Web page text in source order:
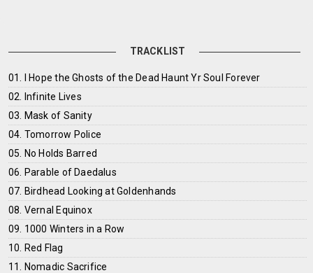
TRACKLIST
01. I Hope the Ghosts of the Dead Haunt Yr Soul Forever
02. Infinite Lives
03. Mask of Sanity
04. Tomorrow Police
05. No Holds Barred
06. Parable of Daedalus
07. Birdhead Looking at Goldenhands
08. Vernal Equinox
09. 1000 Winters in a Row
10. Red Flag
11. Nomadic Sacrifice